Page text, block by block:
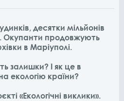
десятки мільйонів
Окупанти продовжують
в Маріуполі.
залишки? І як це в
екологію країни?
«Екологічні виклики».